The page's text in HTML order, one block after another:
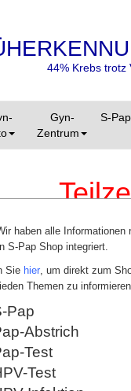
44% Krebs trotz
Gyn-
Zentrum
S-Pap
Für unser
Pausenraum
"for free" mit
biologischen
haben alle Informationen
S-Pap Shop integriert.
Sie hier , um direkt zum
Themen zu informieren.
Pap
Abstrich
Test
Test